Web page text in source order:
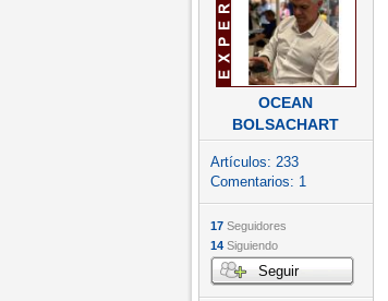
OCEAN
BOLSACHART
Artículos: 233
Comentarios: 1
17 Seguidores
14 Siguiendo
Seguir